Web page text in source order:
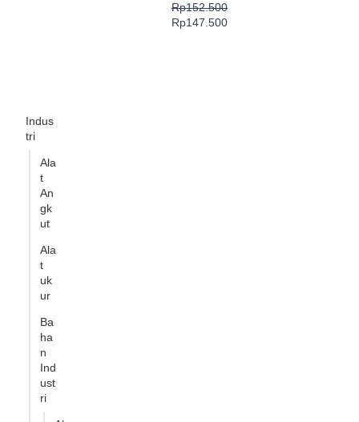
Indus
tri
Ala
t
An
gk
ut
Ala
t
uk
ur
Ba
ha
n
Ind
ust
ri
Rp152.500
Rp147.500